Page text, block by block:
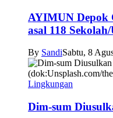
AYIMUN Depok
asal 118
By SandiSabtu, 8
Lingkungan
Dim-sum